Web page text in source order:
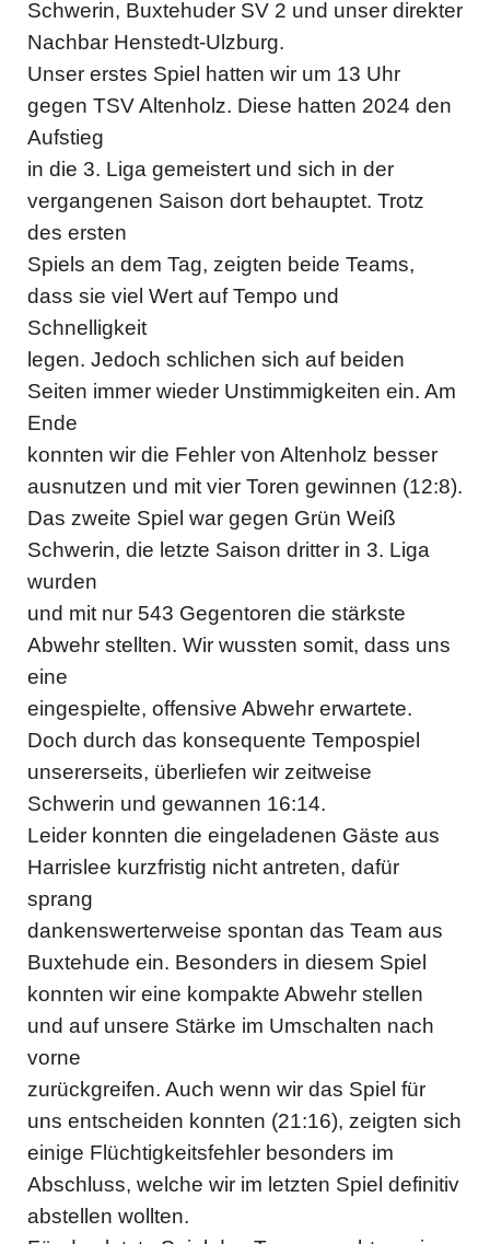
Schwerin, Buxtehuder SV 2 und unser direkter
Nachbar Henstedt-Ulzburg.
Unser erstes Spiel hatten wir um 13 Uhr
gegen TSV Altenholz. Diese hatten 2024 den
Aufstieg
in die 3. Liga gemeistert und sich in der
vergangenen Saison dort behauptet. Trotz
des ersten
Spiels an dem Tag, zeigten beide Teams,
dass sie viel Wert auf Tempo und
Schnelligkeit
legen. Jedoch schlichen sich auf beiden
Seiten immer wieder Unstimmigkeiten ein. Am
Ende
konnten wir die Fehler von Altenholz besser
ausnutzen und mit vier Toren gewinnen (12:8).
Das zweite Spiel war gegen Grün Weiß
Schwerin, die letzte Saison dritter in 3. Liga
wurden
und mit nur 543 Gegentoren die stärkste
Abwehr stellten. Wir wussten somit, dass uns
eine
eingespielte, offensive Abwehr erwartete.
Doch durch das konsequente Tempospiel
unsererseits, überliefen wir zeitweise
Schwerin und gewannen 16:14.
Leider konnten die eingeladenen Gäste aus
Harrislee kurzfristig nicht antreten, dafür
sprang
dankenswerterweise spontan das Team aus
Buxtehude ein. Besonders in diesem Spiel
konnten wir eine kompakte Abwehr stellen
und auf unsere Stärke im Umschalten nach
vorne
zurückgreifen. Auch wenn wir das Spiel für
uns entscheiden konnten (21:16), zeigten sich
einige Flüchtigkeitsfehler besonders im
Abschluss, welche wir im letzten Spiel definitiv
abstellen wollten.